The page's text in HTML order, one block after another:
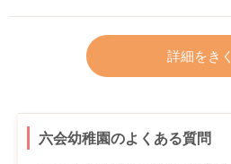
詳細をきく
六会幼稚園のよくある質問